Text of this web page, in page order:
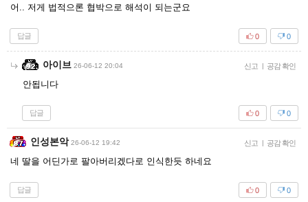
어.. 저게 법적으론 협박으로 해석이 되는군요
답글 0
0
아이브 26-06-12 20:04 신고 | 공감 확인
안됩니다
답글 0
0
인성본악 26-06-12 19:42 신고 | 공감 확인
네 딸을 어딘가로 팔아버리겠다로 인식한듯 하네요
답글 0
0